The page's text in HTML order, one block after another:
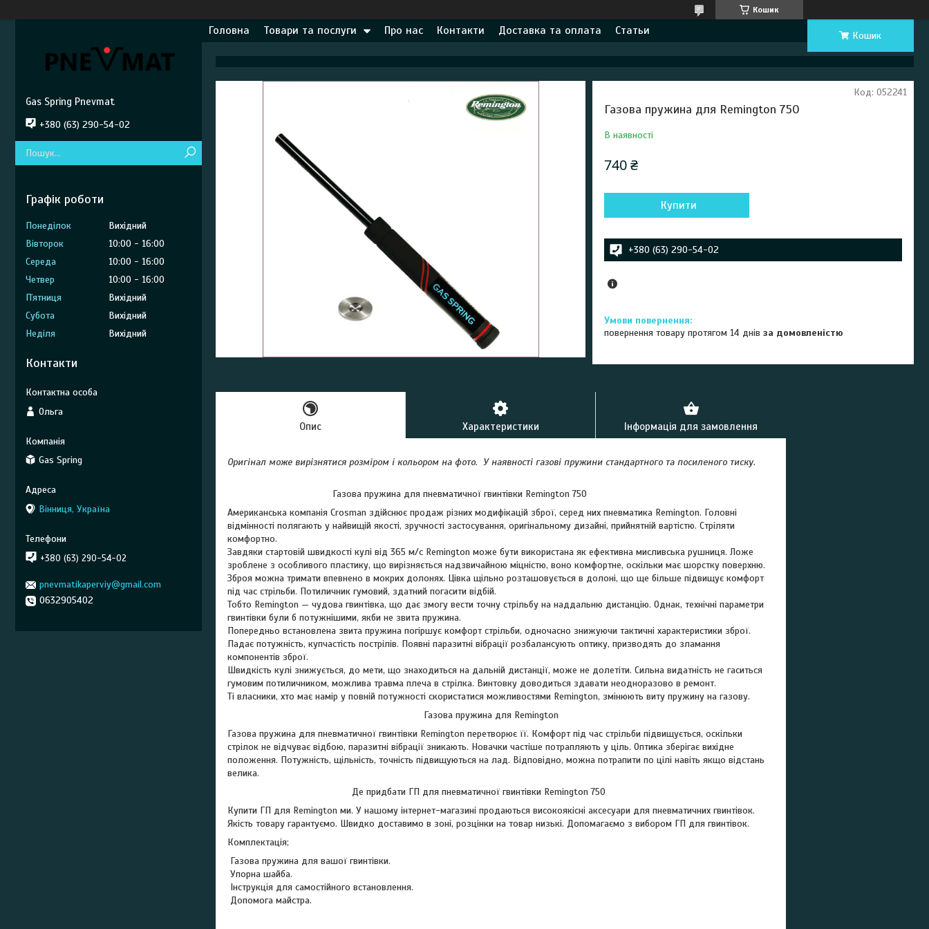
Кошик
Головна Товари та послуги Про нас Контакти Доставка та оплата Статьи Кошик
Газова пружина для Remington 750
В наявності
Код: 052241
740 ₴
Купити
+380 (63) 290-54-02
повернення товару протягом 14 днівза домовленістю
Опис Характеристики Інформація для замовлення
Оригінал може вирізнятися розміром і кольором на фото. У наявності газові пружини стандартного та посиленого тиску.
Газова пружина для пневматичної гвинтівки Remington 750
Американська компанія Crosman здійснює продаж різних модифікацій зброї, серед них пневматика Remington. Головні
відмінності полягають у найвищій якості, зручності застосування, оригінальному дизайні, прийнятній вартістю. Стріляти
комфортно.
Завдяки стартовій швидкості кулі від 365 м/с Remington може бути використана як ефективна мисливська рушниця. Ложе
зроблене з особливого пластику, що вирізняється надзвичайною міцністю, воно комфортне, оскільки має шорстку поверхню.
Зброя можна тримати впевнено в мокрих долонях. Цівка щільно розташовується в долоні, що ще більше підвищує комфорт
під час стрільби. Потиличник гумовий, здатний погасити відбій.
Тобто Remington — чудова гвинтівка, що дає змогу вести точну стрільбу на наддальню дистанцію. Однак, технічні параметри
гвинтівки були б потужнішими, якби не звита пружина.
Попередньо встановлена звита пружина погіршує комфорт стрільби, одночасно знижуючи тактичні характеристики зброї.
Падає потужність, купчастість пострілів. Появні паразитні вібрації розбалансують оптику, призводять до зламання
компонентів зброї.
Швидкість кулі знижується, до мети, що знаходиться на дальній дистанції, може не долетіти. Сильна видатність не гаситься
гумовим потиличником, можлива травма плеча в стрілка. Винтовку доводиться здавати неодноразово в ремонт.
Ті власники, хто має намір у повній потужності скористатися можливостями Remington, змінюють виту пружину на газову.
Газова пружина для Remington
Газова пружина для пневматичної гвинтівки Remington перетворює її. Комфорт під час стрільби підвищується, оскільки
стрілок не відчуває відбою, паразитні вібрації зникають. Новачки частіше потрапляють у ціль. Оптика зберігає вихідне
положення. Потужність, щільність, точність підвищуються на лад. Відповідно, можна потрапити по цілі навіть якщо відстань
велика.
Де придбати ГП для пневматичної гвинтівки Remington 750
Купити ГП для Remington ми. У нашому інтернет-магазині продаються високоякісні аксесуари для пневматичних гвинтівок.
Якість товару гарантуємо. Швидко доставимо в зоні, розцінки на товар низькі. Допомагаємо з вибором ГП для гвинтівок.
Комплектація;
Газова пружина для вашої гвинтівки.
Упорна шайба.
Інструкція для самостійного встановлення.
Допомога майстра.
Gas Spring Pnevmat
+380 (63) 290-54-02
Графік роботи
Понеділок
Вихідний
Вівторок
10:00
16:00
Середа
10:00
16:00
Четвер
10:00
16:00
Пʼятниця
Вихідний
Субота
Вихідний
Неділя
Вихідний
Контакти
Ольга
Gas Spring
Вінниця, Україна
+380 (63) 290-54-02
pnevmatikaperviy@gmail.com
0632905402